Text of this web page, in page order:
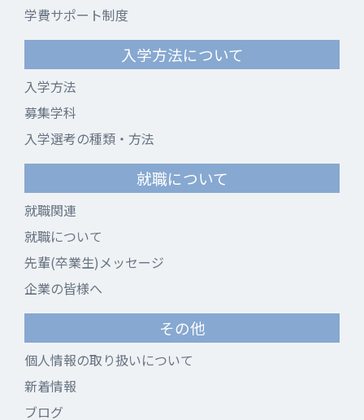
学費サポート制度
入学方法について
入学方法
募集学科
入学選考の種類・方法
就職について
就職関連
就職について
先輩(卒業生)メッセージ
企業の皆様へ
その他
個人情報の取り扱いについて
新着情報
ブログ